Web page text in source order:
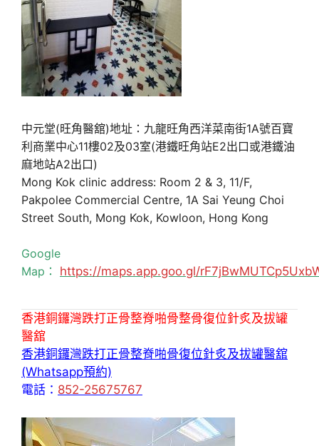
中元堂(旺角醫舘)地址：九龍旺角西洋菜南街1A號百寶
利商業中心11樓02及03室(港鐵旺角站E2出口或港鐵油
麻地站A2出口)
Mong Kok clinic address: Room 2 & 3, 11/F,
Pakpolee Commercial Centre, 1A Sai Yeung Choi
Street South, Mong Kok, Kowloon, Hong Kong
Google
Map： https://maps.app.goo.gl/
香港銅鑼灣跌打正骨整脊啪骨整骨復位針炙及拔罐
醫舘
香港銅鑼灣跌打正骨整脊啪骨復位針炙及拔罐醫舘
(Whatsapp預約)
電話： 852-25675767